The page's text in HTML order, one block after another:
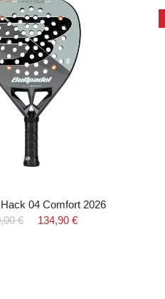
04 Comfort 2026
€
134,90 €